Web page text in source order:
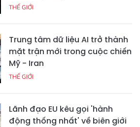
THẾ GIỚI
Trung tâm dữ liệu AI trở thành
mặt trận mới trong cuộc chiến
Mỹ - Iran
THẾ GIỚI
Lãnh đạo EU kêu gọi 'hành
động thống nhất' về biên giới